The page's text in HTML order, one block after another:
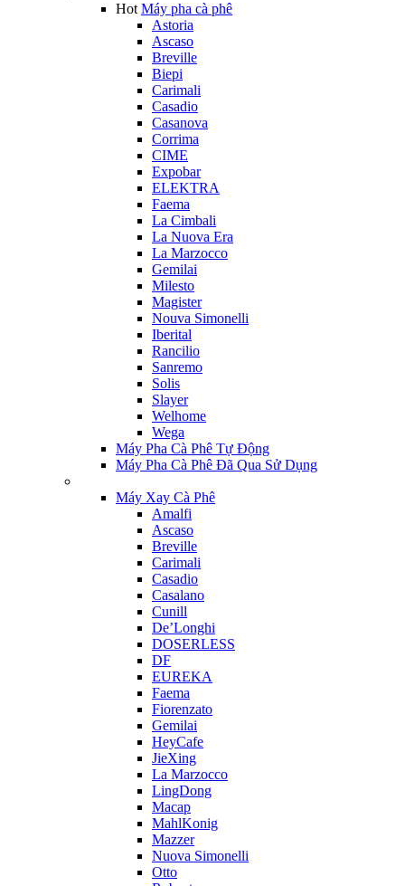
Hot Máy pha cà phê
Astoria
Ascaso
Breville
Biepi
Carimali
Casadio
Casanova
Corrima
CIME
Expobar
ELEKTRA
Faema
La Cimbali
La Nuova Era
La Marzocco
Gemilai
Milesto
Magister
Nouva Simonelli
Iberital
Rancilio
Sanremo
Solis
Slayer
Welhome
Wega
Máy Pha Cà Phê Tự Động
Máy Pha Cà Phê Đã Qua Sử Dụng
Máy Xay Cà Phê
Amalfi
Ascaso
Breville
Carimali
Casadio
Casalano
Cunill
De’Longhi
DOSERLESS
DF
EUREKA
Faema
Fiorenzato
Gemilai
HeyCafe
JieXing
La Marzocco
LingDong
Macap
MahlKonig
Mazzer
Nuova Simonelli
Otto